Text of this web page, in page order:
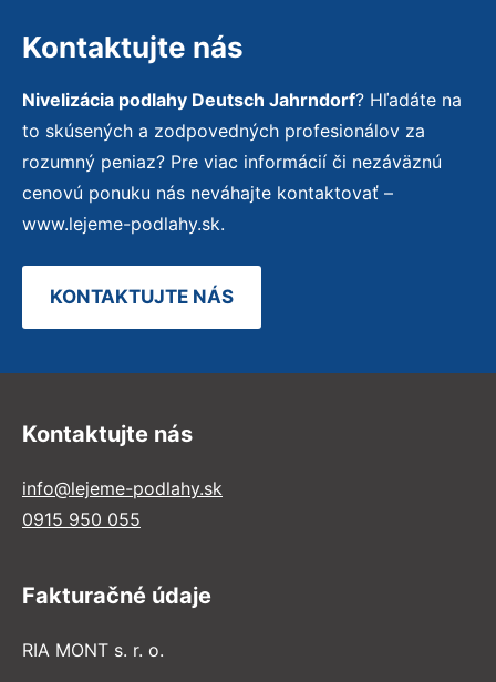
Kontaktujte nás
Nivelizácia podlahy Deutsch Jahrndorf? Hľadáte na
to skúsených a zodpovedných profesionálov za
rozumný peniaz? Pre viac informácií či nezáväznú
cenovú ponuku nás neváhajte kontaktovať –
www.lejeme-podlahy.sk.
KONTAKTUJTE NÁS
Kontaktujte nás
info@lejeme-podlahy.sk
0915 950 055
Fakturačné údaje
RIA MONT s. r. o.